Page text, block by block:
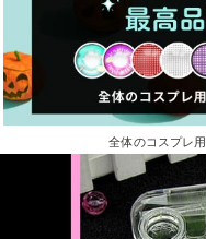
全体のコスプレ